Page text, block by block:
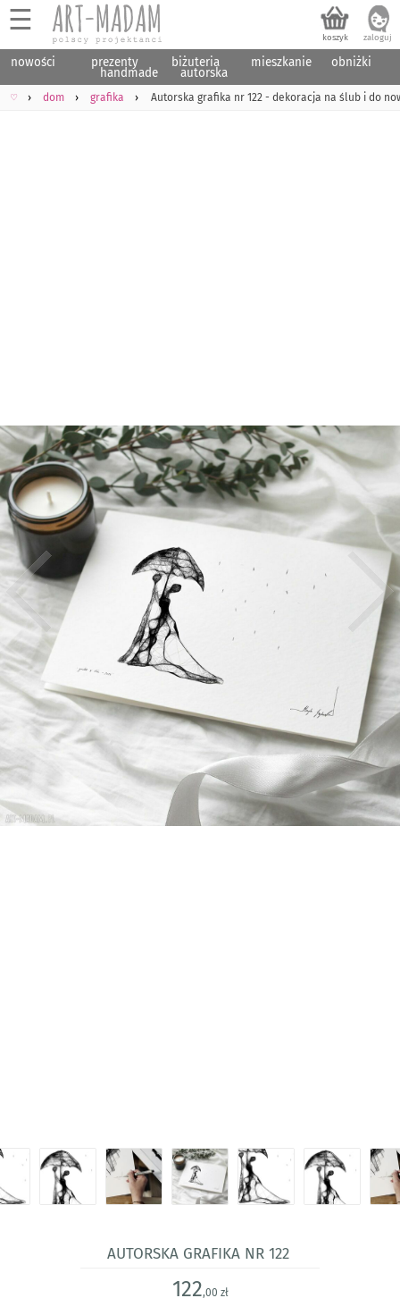
☰
nowości prezenty
handmade
biżuteria
autorska
mieszkanie obniżki
♡ dom grafika Autorska grafika nr 122 - dekoracja na ślub i do
Autorska grafika nr 122
122,00 zł